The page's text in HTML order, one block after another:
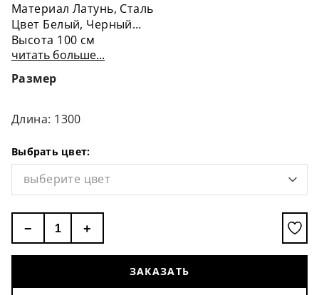
Материал Латунь, Сталь
Цвет Белый, Черный
Высота 100 см
Ширина 130 см
Покрытие Порошковая краска
Цоколь G 13
Крепления Планка, диаметр - 6 см
Мощность 60W
Напряжение 220 V
читать больше...
Размер
Длина: 1300
Выбрать цвет:
выберите цвет
− +
ЗАКАЗАТЬ